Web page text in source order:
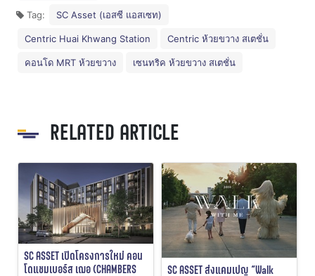
Tag: SC Asset (เอสซี แอสเซท)
Centric Huai Khwang Station Centric ห้วยขวาง สเตชั่น
คอนโด MRT ห้วยขวาง เซนทริค ห้วยขวาง สเตชั่น
RELATED ARTICLE
SC ASSET เปิดโครงการใหม่ คอน
โดแชมเบอร์ส เฌอ (CHAMBERS
SC ASSET ส่งแคมเปญ “Walk